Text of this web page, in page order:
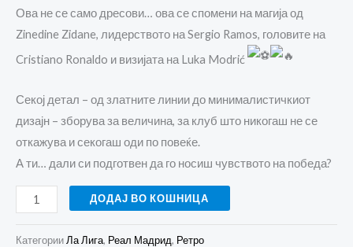
Ова не се само дресови… ова се спомени на магија од
Zinedine Zidane, лидерството на Sergio Ramos, головите на
Cristiano Ronaldo и визијата на Luka Modrić
Секој детал – од златните линии до минималистичкиот
дизајн – зборува за величина, за клуб што никогаш не се
откажува и секогаш оди по повеќе.
А ти… дали си подготвен да го носиш чувството на победа?
ДОДАЈ ВО КОШНИЦА
Категории Ла Лига, Реал Мадрид, Ретро